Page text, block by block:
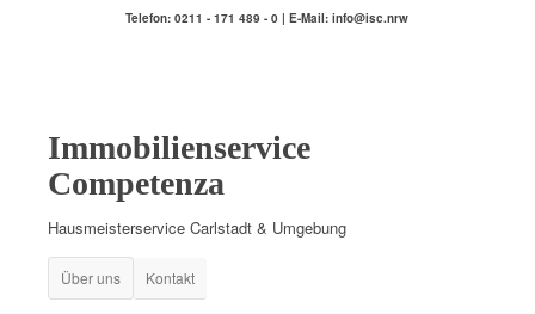
Telefon: 0211 - 171 489 - 0 | E-Mail: info@isc.nrw
Immobilienservice
Competenza
Hausmeisterservice Carlstadt & Umgebung
Über uns Kontakt